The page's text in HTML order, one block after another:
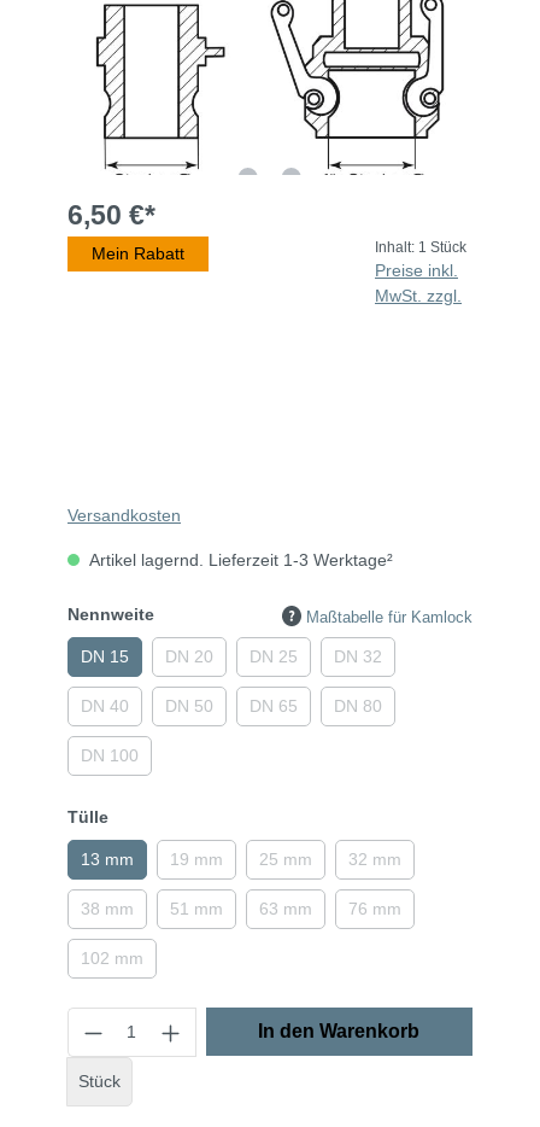
6,50 €*
Mein Rabatt Inhalt: 1 Stück
Preise inkl.
MwSt. zzgl.
Versandkosten
Artikel lagernd. Lieferzeit 1-3 Werktage²
Nennweite Maßtabelle für Kamlock
DN 15 DN 20 DN 25 DN 32
DN 40 DN 50 DN 65 DN 80
DN 100
Tülle
13 mm 19 mm 25 mm 32 mm
38 mm 51 mm 63 mm 76 mm
102 mm
Stück
In den Warenkorb